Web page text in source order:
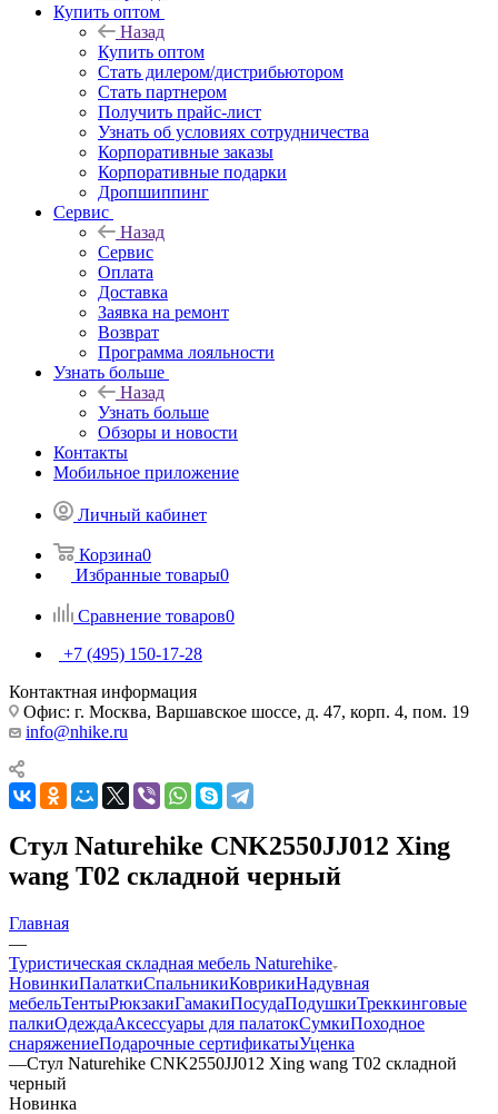
Купить оптом
Назад
Купить оптом
Стать дилером/дистрибьютором
Стать партнером
Получить прайс-лист
Узнать об условиях сотрудничества
Корпоративные заказы
Корпоративные подарки
Дропшиппинг
Сервис
Назад
Сервис
Оплата
Доставка
Заявка на ремонт
Возврат
Программа лояльности
Узнать больше
Назад
Узнать больше
Обзоры и новости
Контакты
Мобильное приложение
Личный кабинет
Корзина0
Избранные товары0
Сравнение товаров0
+7 (495) 150-17-28
Контактная информация
Офис: г. Москва, Варшавское шоссе, д. 47, корп. 4, пом. 19
info@nhike.ru
Стул Naturehike CNK2550JJ012 Xing
wang T02 складной черный
Главная
—
Туристическая складная мебель Naturehike
НовинкиПалаткиСпальникиКоврикиНадувная
мебельТентыРюкзакиГамакиПосудаПодушкиТреккинговые
палкиОдеждаАксессуары для палатокСумкиПоходное
снаряжениеПодарочные сертификатыУценка
—Стул Naturehike CNK2550JJ012 Xing wang T02 складной
черный
Новинка